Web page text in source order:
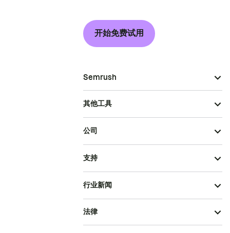
开始免费试用
Semrush
其他工具
公司
支持
行业新闻
法律